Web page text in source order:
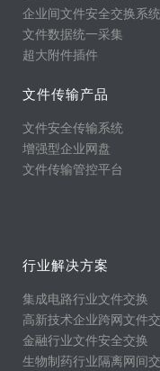
企业间文件安全交换系统
文件数据统一采集
超大附件插件
文件传输产品
文件安全传输系统
增强型企业网盘
文件传输管控平台
行业解决方案
集成电路行业文件交换
高新技术企业跨网文件
金融行业文件安全交换
生物制药行业隔离网间